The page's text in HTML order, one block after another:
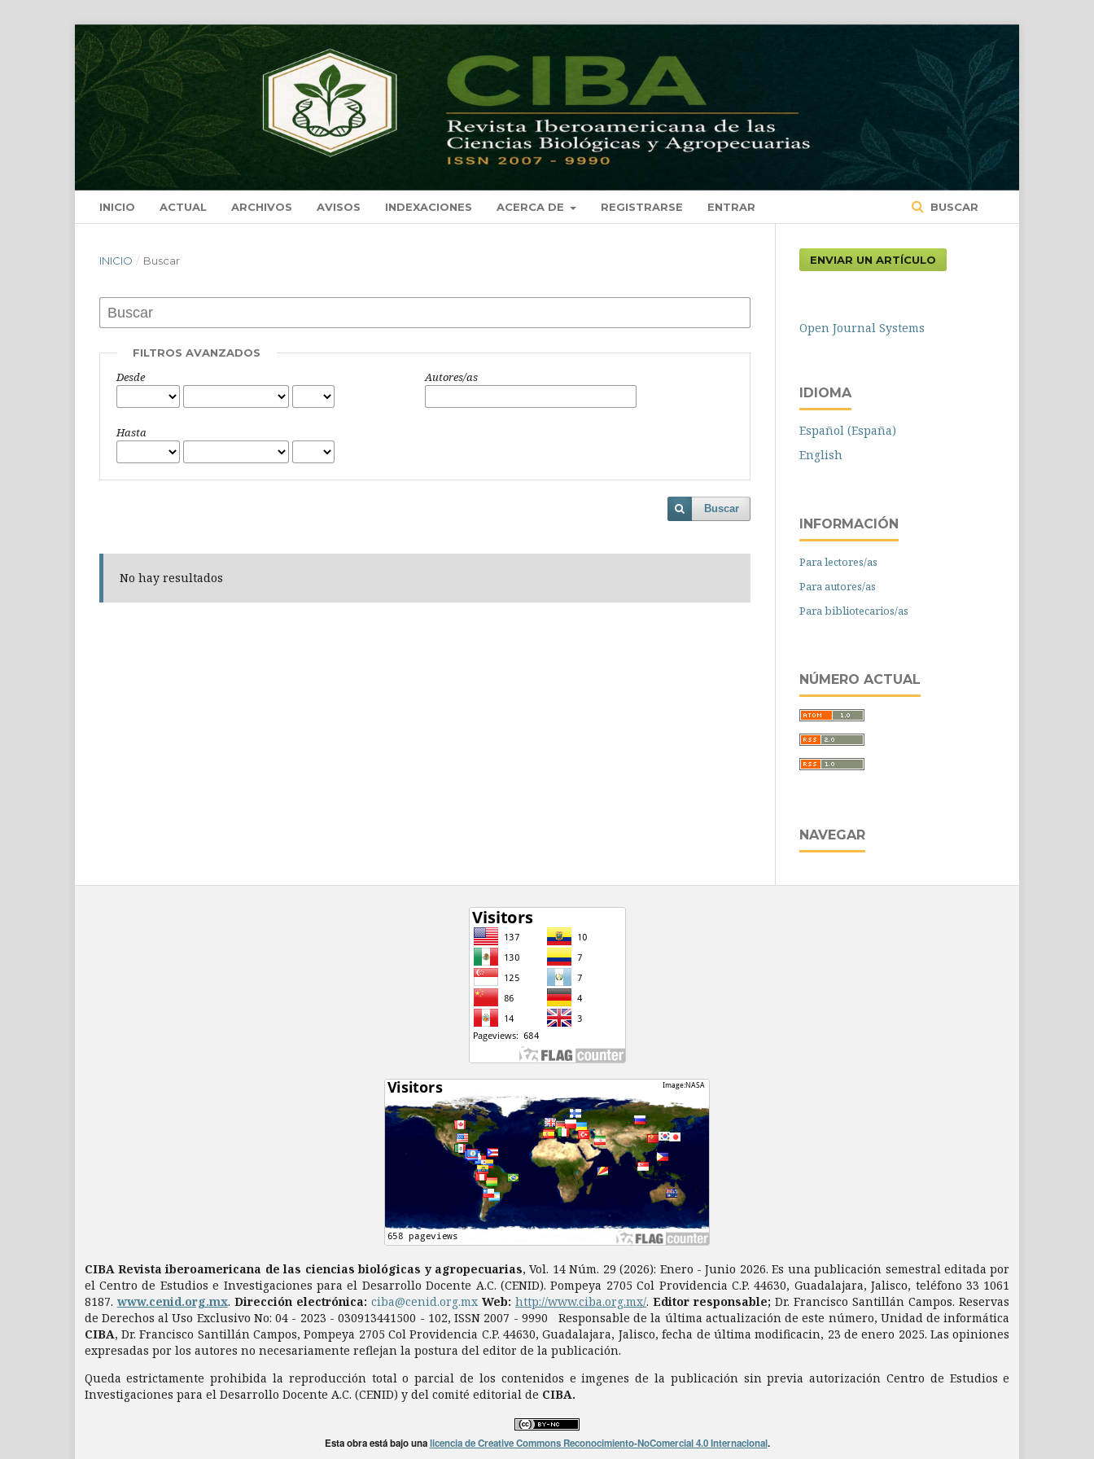
INICIO ACTUAL ARCHIVOS AVISOS INDEXACIONES ACERCA DE REGISTRARSE ENTRAR BUSCAR
INICIO / Buscar
FILTROS AVANZADOS
Desde
Hasta
Autores/as
Buscar
No hay resultados
ENVIAR UN ARTÍCULO
Open Journal Systems
IDIOMA
Español (España)
English
INFORMACIÓN
Para lectores/as
Para autores/as
Para bibliotecarios/as
NÚMERO ACTUAL
NAVEGAR
CIBA Revista iberoamericana de las ciencias biológicas y agropecuarias, Vol. 14 Núm. 29 (2026): Enero - Junio 2026. Es una publicación semestral editada por
el Centro de Estudios e Investigaciones para el Desarrollo Docente A.C. (CENID). Pompeya 2705 Col Providencia C.P. 44630, Guadalajara, Jalisco, teléfono 33 1061
8187. www.cenid.org.mx. Dirección electrónica: ciba@cenid.org.mx Web: http://www.ciba.org.mx/. Editor responsable; Dr. Francisco Santillán Campos. Reservas
de Derechos al Uso Exclusivo No: 04 - 2023 - 030913441500 - 102, ISSN 2007 - 9990 Responsable de la última actualización de este número, Unidad de informática
CIBA, Dr. Francisco Santillán Campos, Pompeya 2705 Col Providencia C.P. 44630, Guadalajara, Jalisco, fecha de última modificacin, 23 de enero 2025. Las opiniones
expresadas por los autores no necesariamente reflejan la postura del editor de la publicación.
Queda estrictamente prohibida la reproducción total o parcial de los contenidos e imgenes de la publicación sin previa autorización Centro de Estudios e
Investigaciones para el Desarrollo Docente A.C. (CENID) y del comité editorial de CIBA.
Esta obra está bajo unalicencia de Creative Commons Reconocimiento-NoComercial 4.0 Internacional.